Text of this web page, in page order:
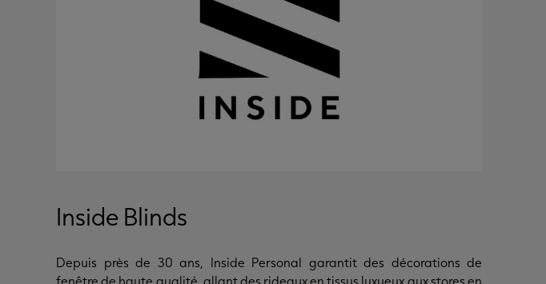
Inside Blinds
Depuis près de 30 ans, Inside Personal garantit des décorations de
fenêtre de haute qualité, allant des rideaux en tissus luxueux aux stores en